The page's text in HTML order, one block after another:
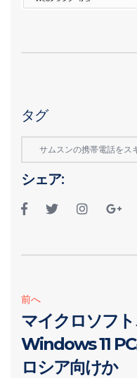
タグ
サムスンの携帯電話をス
シェア:
前へ
マイクロソフ
Windows 11
ロシア向けか